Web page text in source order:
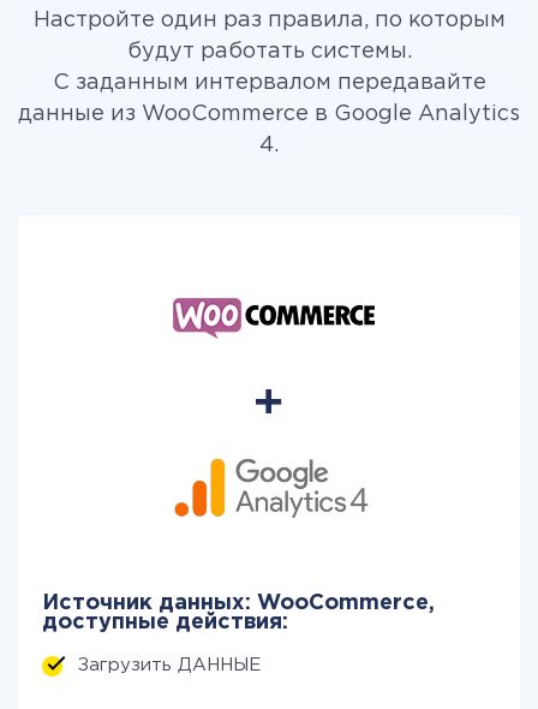
Настройте один раз правила, по которым
будут работать системы.
С заданным интервалом передавайте
данные из WooCommerce в Google Analytics
4.
Источник данных: WooCommerce,
доступные действия:
Загрузить ДАННЫЕ